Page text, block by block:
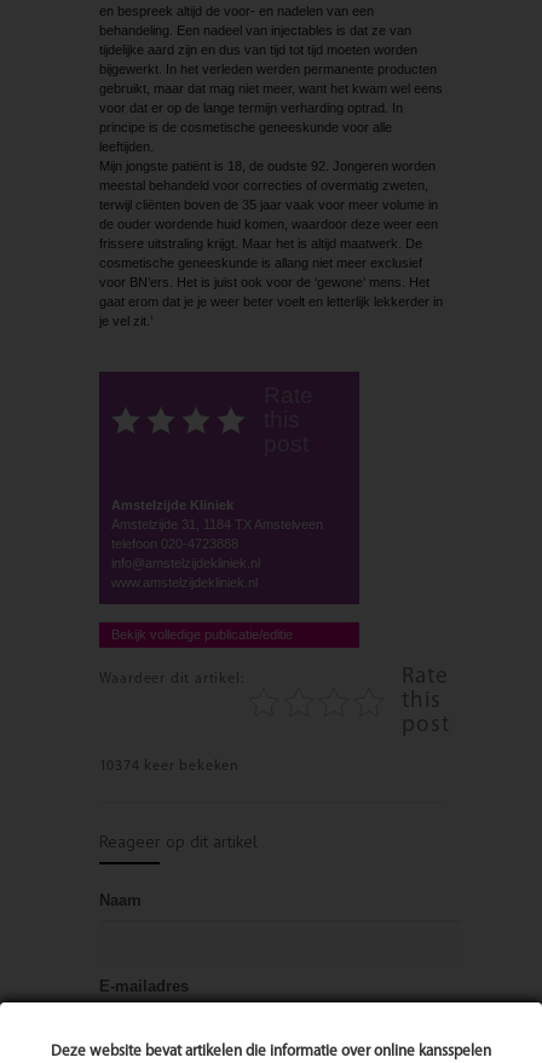
Deze website bevat artikelen die informatie over online kansspelen
en bespreek altijd de voor- en nadelen van een
behandeling. Een nadeel van injectables is dat ze van
tijdelijke aard zijn en dus van tijd tot tijd moeten worden
bijgewerkt. In het verleden werden permanente producten
gebruikt, maar dat mag niet meer, want het kwam wel eens
voor dat er op de lange termijn verharding optrad. In
principe is de cosmetische geneeskunde voor alle
leeftijden.
Mijn jongste patiënt is 18, de oudste 92. Jongeren worden
meestal behandeld voor correcties of overmatig zweten,
terwijl cliënten boven de 35 jaar vaak voor meer volume in
de ouder wordende huid komen, waardoor deze weer een
frissere uitstraling krijgt. Maar het is altijd maatwerk. De
cosmetische geneeskunde is allang niet meer exclusief
voor BN’ers. Het is juist ook voor de ‘gewone’ mens. Het
gaat erom dat je je weer beter voelt en letterlijk lekkerder in
je vel zit.’
Amstelzijde Kliniek
Amstelzijde 31, 1184 TX Amstelveen
telefoon 020-4723888
info@amstelzijdekliniek.nl
www.amstelzijdekliniek.nl
Bekijk volledige publicatie/editie
Waardeer dit artikel:
Rate
this
post
10374 keer bekeken
Reageer op dit artikel
Naam
E-mailadres